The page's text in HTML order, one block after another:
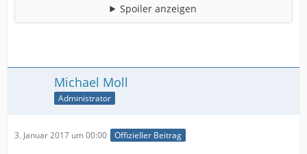
Spoiler anzeigen
Michael Moll
Administrator
3. Januar 2017 um 00:00 Offizieller Beitrag